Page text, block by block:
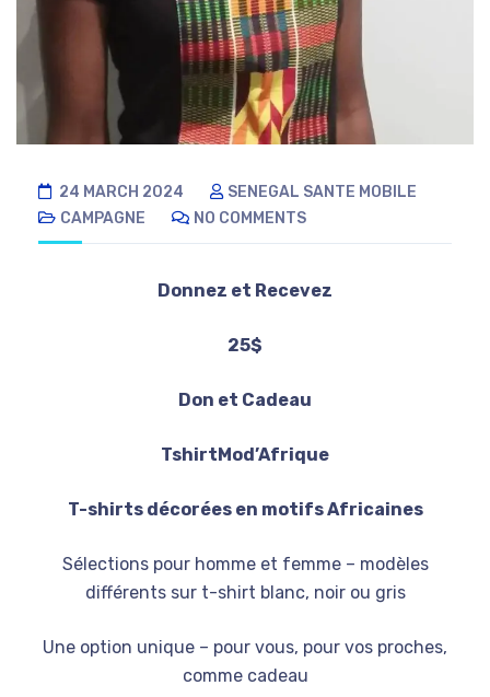
24 MARCH 2024
SENEGAL SANTE MOBILE
CAMPAGNE
NO COMMENTS
Donnez et Recevez
25$
Don et Cadeau
TshirtMod’Afrique
T-shirts décorées en motifs Africaines
Sélections pour homme et femme – modèles
différents sur t-shirt blanc, noir ou gris
Une option unique – pour vous, pour vos proches,
comme cadeau